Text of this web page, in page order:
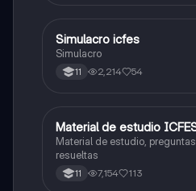
ICFES: Lectura Crítica
Simulacro icfes
Simulacro
11 2,214 54
ICFES: Matemáticas
Material de estudio
Material de estudio,
resueltas
11 7,154 113